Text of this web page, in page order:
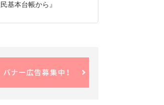
民基本台帳から』